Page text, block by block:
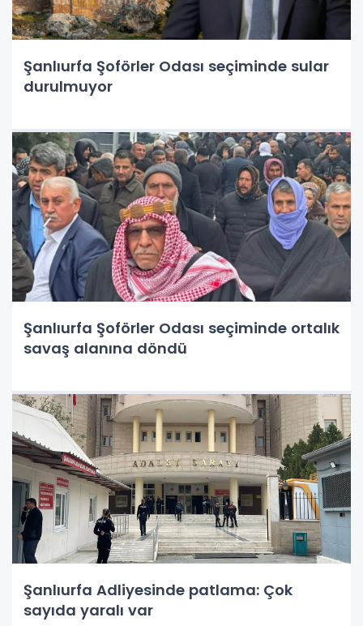
Şanlıurfa Şoförler Odası seçiminde sular
durulmuyor
Şanlıurfa Şoförler Odası seçiminde ortalık
savaş alanına döndü
Şanlıurfa Adliyesinde patlama: Çok
sayıda yaralı var